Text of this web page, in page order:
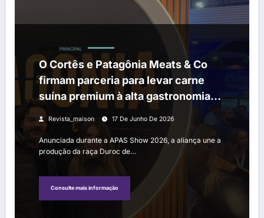
PRINCIPAL
O Cortês e Patagônia Meats & Co
firmam parceria para levar carne
suína premium à alta gastronomia
de São Paulo
Revista_maison 17 De Junho De 2026
Anunciada durante a APAS Show 2026, a aliança une a
produção da raça Duroc de…
Consulte mais informação